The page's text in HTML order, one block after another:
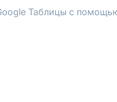
Таблицы с